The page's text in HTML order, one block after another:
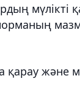
мүлікті
және